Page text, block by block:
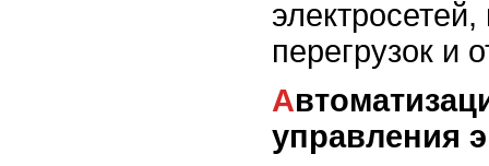
перегрузок и
Автоматизация процессов
управления